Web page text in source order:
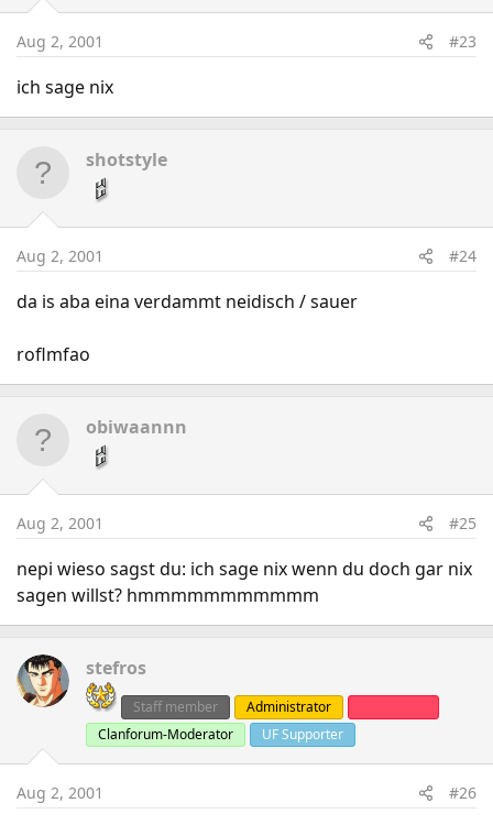
Aug 2, 2001 #23
ich sage nix
shotstyle
Aug 2, 2001 #24
da is aba eina verdammt neidisch / sauer
roflmfao
obiwaannn
Aug 2, 2001 #25
nepi wieso sagst du: ich sage nix wenn du doch gar nix
sagen willst? hmmmmmmmmmmm
stefros
Staff member Administrator
Clanforum-Moderator
UF Supporter
Aug 2, 2001 #26